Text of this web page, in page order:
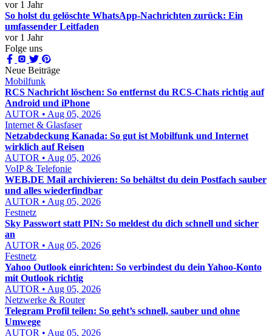
vor 1 Jahr
So holst du gelöschte WhatsApp-Nachrichten zurück: Ein
umfassender Leitfaden
vor 1 Jahr
Folge uns
Neue Beiträge
Mobilfunk
RCS Nachricht löschen: So entfernst du RCS-Chats richtig auf
Android und iPhone
AUTOR • Aug 05, 2026
Internet & Glasfaser
Netzabdeckung Kanada: So gut ist Mobilfunk und Internet
wirklich auf Reisen
AUTOR • Aug 05, 2026
VoIP & Telefonie
WEB.DE Mail archivieren: So behältst du dein Postfach sauber
und alles wiederfindbar
AUTOR • Aug 05, 2026
Festnetz
Sky Passwort statt PIN: So meldest du dich schnell und sicher
an
AUTOR • Aug 05, 2026
Festnetz
Yahoo Outlook einrichten: So verbindest du dein Yahoo-Konto
mit Outlook richtig
AUTOR • Aug 05, 2026
Netzwerke & Router
Telegram Profil teilen: So geht’s schnell, sauber und ohne
Umwege
AUTOR • Aug 05, 2026